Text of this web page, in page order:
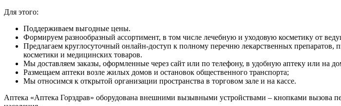
Для этого:
Поддерживаем выгодные цены.
Формируем разнообразный ассортимент, в том числе лечебную и уходовую косметику от
Предлагаем круглосуточный онлайн-доступ к полному перечню лекарственных
косметики и медицинских товаров.
Мы доставляем заказы, оформленные через сайт или по телефону, в удобную аптеку или на
Размещаем аптеки возле жилых домов и остановок общественного транспорта;
Мы относимся к открытой организации пространства в торговом зале и на кассе.
Аптека «Аптека Горздрав» оборудована внешними вызывными устройствами – кнопками